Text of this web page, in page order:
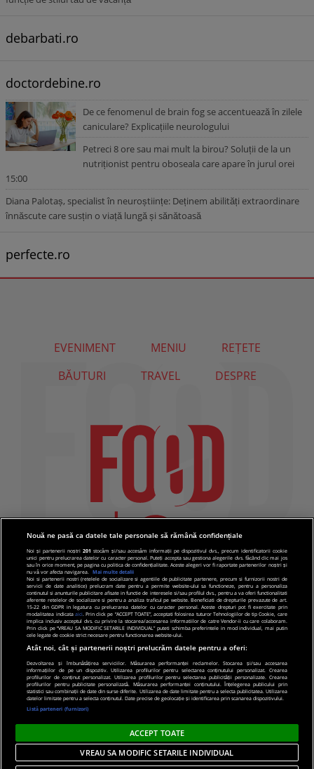
debarbati.ro
doctordebine.ro
De ce fenomenul de brain fog se accentuează în zilele
caniculare? Explicațiile neurologului
Petreci 8 ore sau mai mult la birou? Soluții de la un
nutriționist pentru oboseala care apare în jurul orei
15:00
Diana Palotaș, specialist în neuroștiințe: Deținem abilități extraordinare
înnăscute care susțin o viață lungă și sănătoasă
perfecte.ro
EVENIMENT MENIU
REȚETE
BĂUTURI
TRAVEL DESPRE
© 2019 PRO TV S.R.L |Politica de Cookie|Politica
de confidentialitate
Nouă ne pasă ca datele tale personale să rămână confidențiale
Noi și partenerii noștri201 stocăm și/sau accesăm informații pe dispozitivul dvs., precum identificatorii cookie
unici pentru prelucrarea datelor cu caracter personal. Puteți accepta sau gestiona alegerile dvs. făcând clic mai jos
sau în orice moment, pe pagina cu politica de confidențialitate. Aceste alegeri vor fi raportate partenerilor noștri și
nu vă vor afecta navigarea.
Mai multe detalii
Noi si partenerii nostri (retelele de socializare si agentiile de publicitate partenere, precum si furnizorii nostri de
servicii de date analitice) prelucram date pentru a permite website-ului sa functioneze, pentru a personaliza
continutul si anunturile publicitare afisate in functie de interesele si/sau profilul dvs., pentru a va oferi functionalitati
aferente retelelor de socializare si pentru a analiza traficul pe website. Beneficiati de drepturile prevazute de art.
15-22 din GDPR in legatura cu prelucrarea datelor cu caracter personal. Aceste drepturi pot fi exercitate prin
modalitatea indicata aici. Prin click pe “ACCEPT TOATE”, acceptati folosirea tuturor Tehnologiilor de tip Cookie, care
implica inclusiv acceptul dvs. cu privire la stocarea/accesarea informatiilor de catre Vendor-ii cu care colaboram.
Prin click pe “VREAU SA MODIFIC SETARILE INDIVIDUAL” puteti schimba preferintele in mod individual, mai putin
cele legate de cookie strict necesare pentru functionarea website-ului.
Atât noi, cât și partenerii noștri prelucrăm datele pentru a oferi:
Dezvoltarea și îmbunătățirea serviciilor. Măsurarea performanței reclamelor. Stocarea și/sau accesarea
informațiilor de pe un dispozitiv. Utilizarea profilurilor pentru selectarea conținutului personalizat. Crearea
profilurilor de conținut personalizat. Utilizarea profilurilor pentru selectarea publicității personalizate. Crearea
profilurilor pentru publicitate personalizată. Măsurarea performanței conținutului. Înțelegerea publicului prin
statistici sau combinații de date din surse diferite. Utilizarea de date limitate pentru a selecta publicitatea. Utilizarea
datelor limitate pentru a selecta conținutul. Date precise de geolocație și identificarea prin scanarea dispozitivului.
Listă parteneri (furnizori)
ACCEPT TOATE
VREAU SA MODIFIC SETARILE INDIVIDUAL